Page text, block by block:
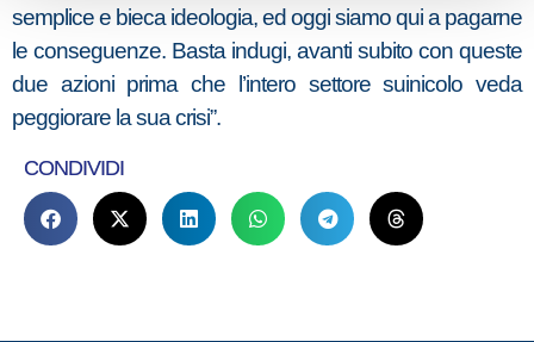
semplice e bieca ideologia, ed oggi siamo qui a pagarne
le conseguenze. Basta indugi, avanti subito con queste
due azioni prima che l’intero settore suinicolo veda
peggiorare la sua crisi”.
CONDIVIDI